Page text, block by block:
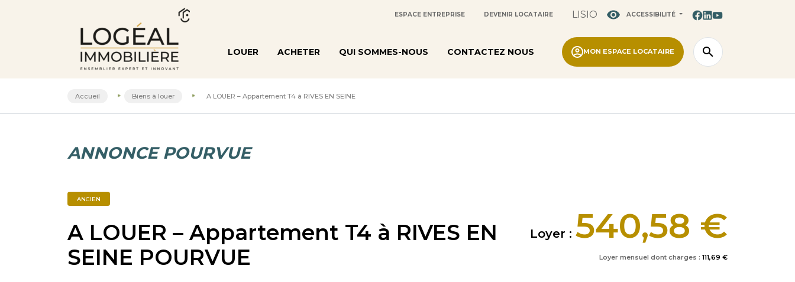
ESPACE ENTREPRISE DEVENIR LOCATAIRE LISIO ACCESSIBILITÉ
LOUER ACHETER QUI SOMMES-NOUS CONTACTEZ NOUS MON ESPACE LOCATAIRE
Accueil Biens à louer A LOUER – Appartement T4 à RIVES EN SEINE
ANNONCE POURVUE
ANCIEN
A LOUER – Appartement T4 à RIVES EN
SEINE POURVUE
Loyer : 540,58 €
Loyer mensuel dont charges : 111,69 €